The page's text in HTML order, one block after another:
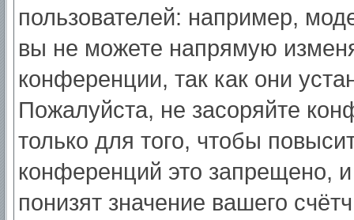
пользователей: например,
вы не можете напрямую
конференции, так как они
Пожалуйста, не засоряйте
только для того, чтобы
конференций это запрещено,
понизят значение вашего